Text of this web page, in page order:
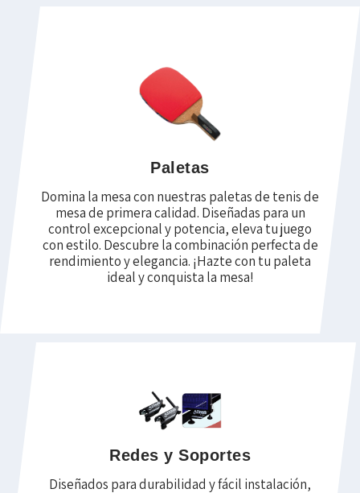
Paletas
Domina la mesa con nuestras paletas de tenis de
mesa de primera calidad. Diseñadas para un
control excepcional y potencia, eleva tu juego
con estilo. Descubre la combinación perfecta de
rendimiento y elegancia. ¡Hazte con tu paleta
ideal y conquista la mesa!
Redes y Soportes
Diseñados para durabilidad y fácil instalación,